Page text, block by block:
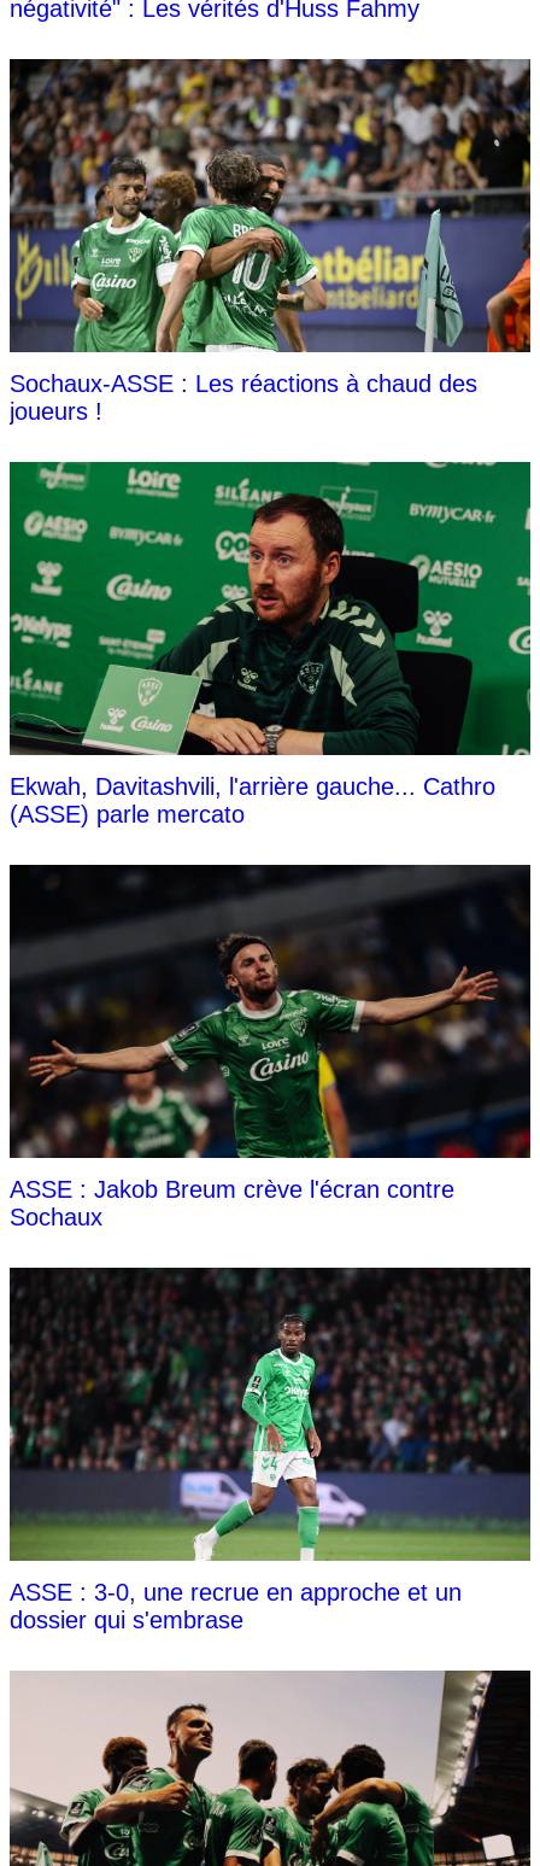
négativité" : Les vérités d'Huss Fahmy
Sochaux-ASSE : Les réactions à chaud des
joueurs !
Ekwah, Davitashvili, l'arrière gauche... Cathro
(ASSE) parle mercato
ASSE : Jakob Breum crève l'écran contre
Sochaux
ASSE : 3-0, une recrue en approche et un
dossier qui s'embrase